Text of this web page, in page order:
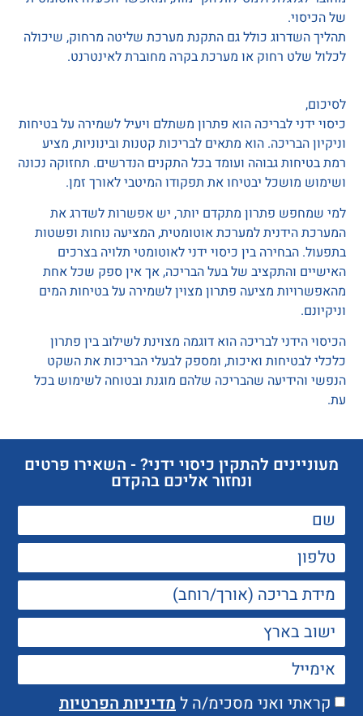
של הכיסוי.
תהליך השדרוג כולל גם התקנת מערכת שליטה מרחוק, שיכולה
לכלול שלט רחוק או מערכת בקרה מחוברת לאינטרנט.
לסיכום,
כיסוי ידני לבריכה הוא פתרון משתלם ויעיל לשמירה על בטיחות
וניקיון הבריכה. הוא מתאים לבריכות קטנות ובינוניות, מציע
רמת בטיחות גבוהה ועומד בכל התקנים הנדרשים. תחזוקה נכונה
ושימוש מושכל יבטיחו את תפקודו המיטבי לאורך זמן.
למי שמחפש פתרון מתקדם יותר, יש אפשרות לשדרג את
המערכת הידנית למערכת אוטומטית, המציעה נוחות ופשטות
בתפעול. הבחירה בין כיסוי ידני לאוטומטי תלויה בצרכים
האישיים והתקציב של בעל הבריכה, אך אין ספק שכל אחת
מהאפשרויות מציעה פתרון מצוין לשמירה על בטיחות המים
וניקיונם.
הכיסוי הידני לבריכה הוא דוגמה מצוינת לשילוב בין פתרון
כלכלי לבטיחות ואיכות, ומספק לבעלי הבריכות את השקט
הנפשי והידיעה שהבריכה שלהם מוגנת ובטוחה לשימוש בכל
עת.
מעוניינים להתקין כיסוי ידני? - השאירו פרטים
ונחזור אליכם בהקדם
קראתי ואני מסכימ/ה ל מדיניות הפרטיות